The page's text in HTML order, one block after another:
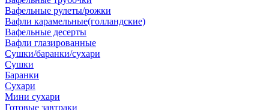
Вафельные рулеты/рожки
Вафли карамельные(голландские)
Вафельные десерты
Вафли глазированные
Сушки/баранки/сухари
Сушки
Баранки
Сухари
Мини сухари
Готовые завтраки